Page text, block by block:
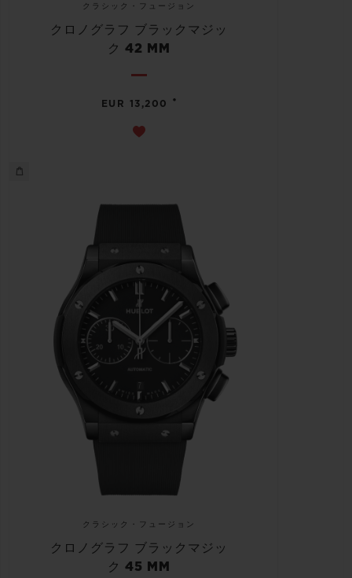
クラシック・フュージョン
クロノグラフ ブラックマジッ
ク 42 MM
EUR 13,200 •
クラシック・フュージョン
クロノグラフ ブラックマジッ
ク 45 MM